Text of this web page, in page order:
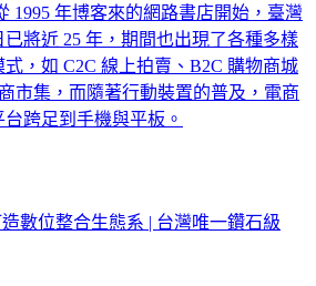
1995 年博客來的網路書店開始，臺灣
將近 25 年，期間也出現了各種多樣
，如 C2C 線上拍賣、B2C 購物商城
市集，而隨著行動裝置的普及，電商
跨足到手機與平板。
數位整合生態系 | 台灣唯一鑽石級